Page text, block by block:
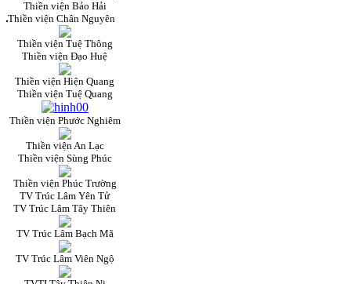
Thiền viện Bảo Hải
Thiền viện Chân Nguyên
Thiền viện Tuệ Thông
Thiền viện Đạo Huệ
Thiền viện Hiện Quang
Thiền viện Tuệ Quang
Thiền viện Phước Nghiêm
Thiền viện An Lạc
Thiền viện Sùng Phúc
Thiền viện Phúc Trường
TV Trúc Lâm Yên Tử
TV Trúc Lâm Tây Thiên
TV Trúc Lâm Bạch Mã
TV Trúc Lâm Viên Ngộ